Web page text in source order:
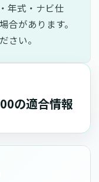
年式・ナビ仕
合があります。
さい。
の適合情報